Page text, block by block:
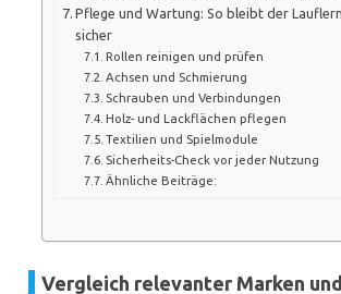
Pflege und Wartung: So bleibt der
sicher
Rollen reinigen und prüfen
Achsen und Schmierung
Schrauben und Verbindungen
Holz- und Lackflächen pflegen
Textilien und Spielmodule
Sicherheits-Check vor jeder Nutzung
Ähnliche Beiträge:
Vergleich relevanter Marken